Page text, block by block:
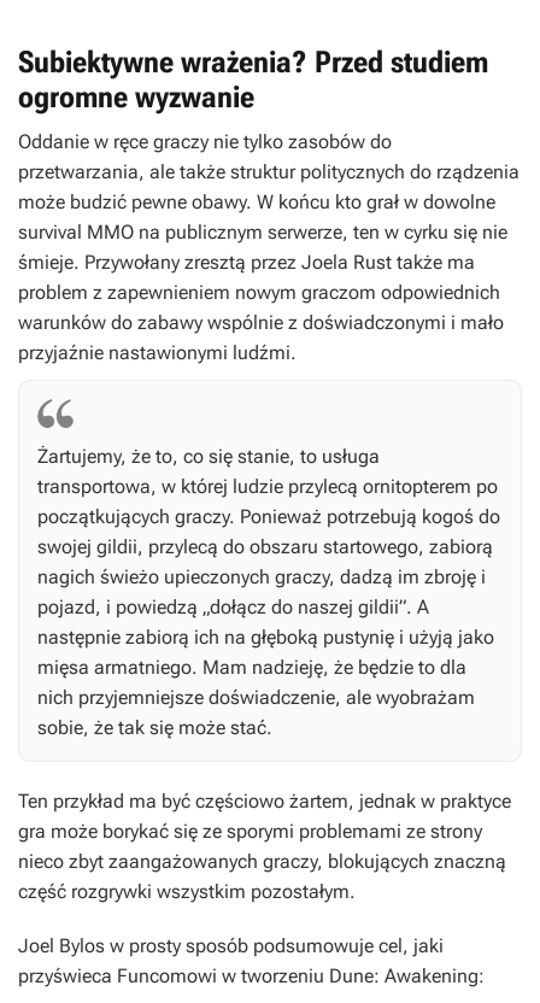
Subiektywne wrażenia? Przed studiem
ogromne wyzwanie
Oddanie w ręce graczy nie tylko zasobów do
przetwarzania, ale także struktur politycznych do rządzenia
może budzić pewne obawy. W końcu kto grał w dowolne
survival MMO na publicznym serwerze, ten w cyrku się nie
śmieje. Przywołany zresztą przez Joela Rust także ma
problem z zapewnieniem nowym graczom odpowiednich
warunków do zabawy wspólnie z doświadczonymi i mało
przyjaźnie nastawionymi ludźmi.
Żartujemy, że to, co się stanie, to usługa
transportowa, w której ludzie przylecą ornitopterem po
początkujących graczy. Ponieważ potrzebują kogoś do
swojej gildii, przylecą do obszaru startowego, zabiorą
nagich świeżo upieczonych graczy, dadzą im zbroję i
pojazd, i powiedzą „dołącz do naszej gildii”. A
następnie zabiorą ich na głęboką pustynię i użyją jako
mięsa armatniego. Mam nadzieję, że będzie to dla
nich przyjemniejsze doświadczenie, ale wyobrażam
sobie, że tak się może stać.
Ten przykład ma być częściowo żartem, jednak w praktyce
gra może borykać się ze sporymi problemami ze strony
nieco zbyt zaangażowanych graczy, blokujących znaczną
część rozgrywki wszystkim pozostałym.
Joel Bylos w prosty sposób podsumowuje cel, jaki
przyświeca Funcomowi w tworzeniu Dune: Awakening: